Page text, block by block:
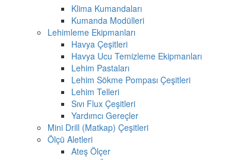
Klima Kumandaları
Kumanda Modülleri
Lehimleme Ekipmanları
Havya Çeşitleri
Havya Ucu Temizleme Ekipmanları
Lehim Pastaları
Lehim Sökme Pompası Çeşitleri
Lehim Telleri
Sıvı Flux Çeşitleri
Yardımcı Gereçler
Mini Drill (Matkap) Çeşitleri
Ölçü Aletleri
Ateş Ölçer